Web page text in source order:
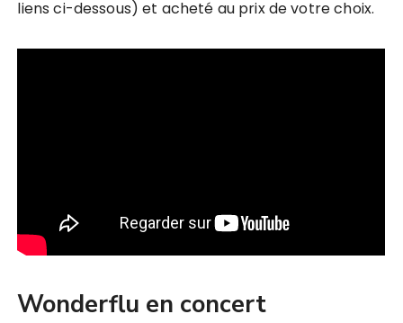
liens ci-dessous) et acheté au prix de votre choix.
Wonderflu en concert